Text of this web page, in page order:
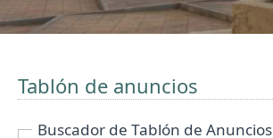
Tablón de anuncios
Buscador de Tablón de Anuncios